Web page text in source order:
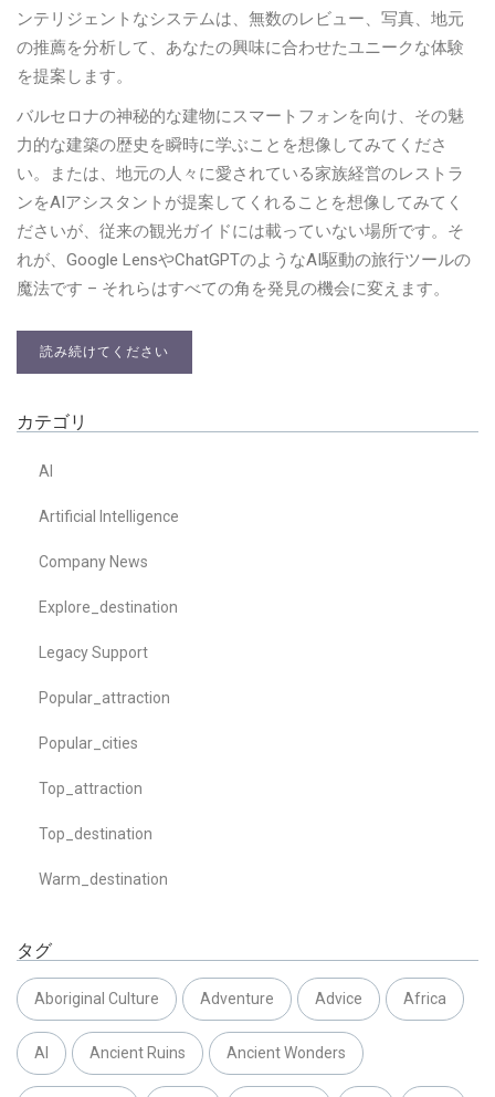
ンテリジェントなシステムは、無数のレビュー、写真、地元
の推薦を分析して、あなたの興味に合わせたユニークな体験
を提案します。
バルセロナの神秘的な建物にスマートフォンを向け、その魅
力的な建築の歴史を瞬時に学ぶことを想像してみてくださ
い。または、地元の人々に愛されている家族経営のレストラ
ンをAIアシスタントが提案してくれることを想像してみてく
ださいが、従来の観光ガイドには載っていない場所です。そ
れが、Google LensやChatGPTのようなAI駆動の旅行ツールの
魔法です – それらはすべての角を発見の機会に変えます。
読み続けてください
カテゴリ
AI
Artificial Intelligence
Company News
Explore_destination
Legacy Support
Popular_attraction
Popular_cities
Top_attraction
Top_destination
Warm_destination
タグ
Aboriginal Culture Adventure Advice Africa
AI Ancient Ruins Ancient Wonders